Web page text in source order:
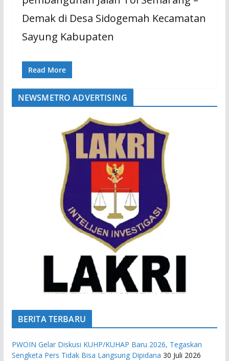
Demak di Desa Sidogemah Kecamatan
Sayung Kabupaten
Read More
NEWSMETRO ADVERTISING
BERITA TERBARU
PWOIN Gelar Diskusi KUHP/KUHAP Baru 2026, Tegaskan
Sengketa Pers Tidak Bisa Langsung Dipidana 30 Juli 2026